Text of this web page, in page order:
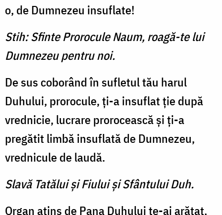
o, de Dumnezeu insuflate!
Stih: Sfinte Prorocule Naum, roagă-te lui
Dumnezeu pentru noi.
De sus coborând în sufletul tău harul
Duhului, prorocule, ţi-a insuflat ţie după
vrednicie, lucrare prorocească şi ţi-a
pregătit limbă insuflată de Dumnezeu,
vrednicule de laudă.
Slavă Tatălui şi Fiului şi Sfântului Duh.
Organ atins de Pana Duhului te-ai arătat,